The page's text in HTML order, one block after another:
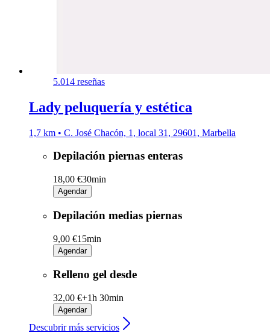
5.014 reseñas
Lady peluquería y estética
1,7 km • C. José Chacón, 1, local 31, 29601, Marbella
Depilación piernas enteras
18,00 €30min
Agendar
Depilación medias piernas
9,00 €15min
Agendar
Relleno gel desde
32,00 €+1h 30min
Agendar
Descubrir más servicios